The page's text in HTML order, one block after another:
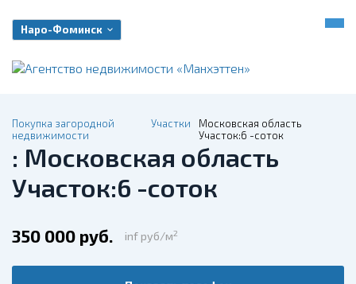
Наро-Фоминск
Покупка загородной
недвижимости
Участки
Московская область
Участок:6 -соток
: Московская область
Участок:6 -соток
350 000 руб. inf руб/м2